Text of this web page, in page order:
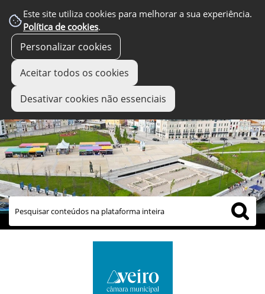
Este site utiliza cookies para melhorar a sua experiência.
Política de cookies.
Personalizar cookies
Aceitar todos os cookies
Desativar cookies não essenciais
links úteis